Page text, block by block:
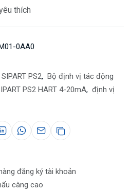
thích
0AA0
PS2, Bộ định vị tác động
PS2 HART 4-20mA, định vị
đăng ký tài khoản
càng cao